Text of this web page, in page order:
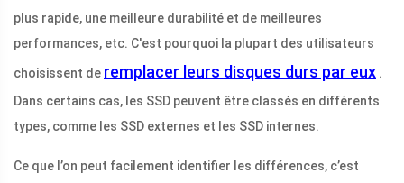
plus rapide, une meilleure durabilité et de meilleures
performances, etc. C'est pourquoi la plupart des utilisateurs
choisissent de remplacer leurs disques durs par eux .
Dans certains cas, les SSD peuvent être classés en différents
types, comme les SSD externes et les SSD internes.
Ce que l’on peut facilement identifier les différences, c’est